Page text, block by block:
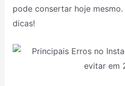
pode consertar hoje
dicas!